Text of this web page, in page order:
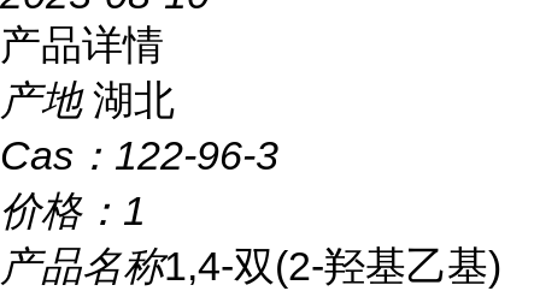
产品详情
产地 湖北
Cas： 122-96-3
价格： 1
产品名称1,4-双(2-羟基乙基)